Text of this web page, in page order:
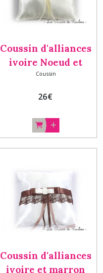
Coussin d'alliances
ivoire Noeud et
dentelle b
Coussin
26€
Coussin d'alliances
ivoire et marron